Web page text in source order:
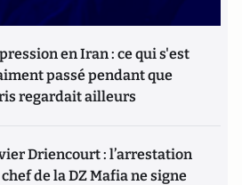
en Iran : ce qui s'est
passé pendant que
regardait ailleurs
Driencourt : l’arrestation
de la DZ Mafia ne signe